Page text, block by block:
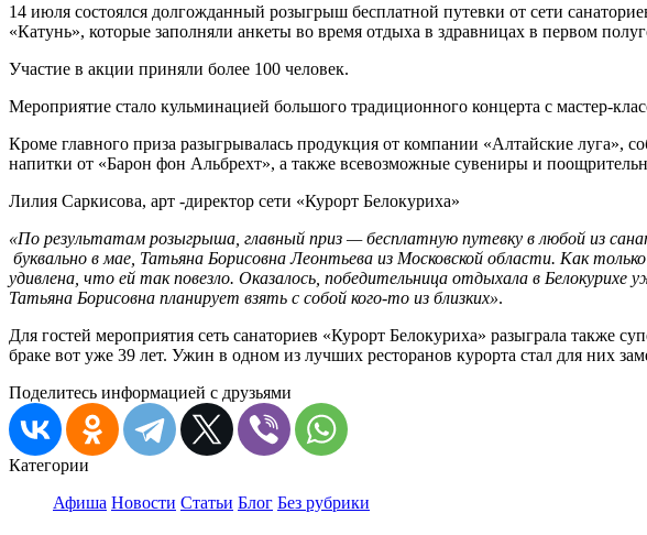
14 июля состоялся долгожданный розыгрыш бесплатной путевки от сети
«Катунь», которые заполняли анкеты во время отдыха в здравницах в первом
Участие в акции приняли более 100 человек.
Мероприятие стало кульминацией большого традиционного концерта с мастер-
Кроме главного приза разыгрывалась продукция от компании «Алтайские луга»,
напитки от «Барон фон Альбрехт», а также всевозможные сувениры и
Лилия Саркисова, арт -директор сети «Курорт Белокуриха»
«По результатам розыгрыша, главный приз — бесплатную путевку в любой из
буквально в мае, Татьяна Борисовна Леонтьева из Московской области. Как
удивлена, что ей так повезло. Оказалось, победительница отдыхала в
Татьяна Борисовна планирует взять с собой кого-то из близких».
Для гостей мероприятия сеть санаториев «Курорт Белокуриха» разыграла также
браке вот уже 39 лет. Ужин в одном из лучших ресторанов курорта стал для них
Поделитесь информацией с друзьями
Категории
Афиша Новости Статьи Блог Без рубрики